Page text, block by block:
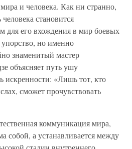
и человека. Как ни странно,
становится
для его вхождения в мир боевых
но именно
знаменитый мастер
объясняет путь ушу
искренности: «Лишь тот, кто
сможет прочувствовать
коммуникация мира,
собой, а устанавливается между